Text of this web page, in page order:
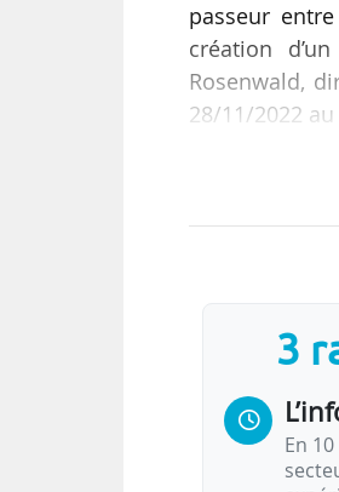
passeur
création
Rosenwald,
28/11/2022
IDEE est
recherche
3
En